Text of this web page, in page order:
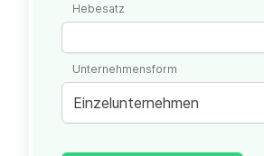
Hebesatz
Einzelunternehmen
Unternehmensform